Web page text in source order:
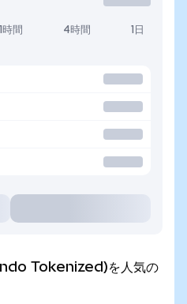
1時間 4時間 1日
Tokenized)を人気の